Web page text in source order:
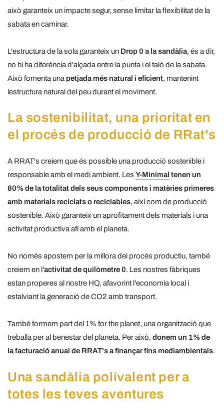
això garanteix un impacte segur, sense limitar la flexibilitat de la
sabata en caminar.
L'estructura de la sola garanteix un Drop 0 a la sandàlia, és a dir,
no hi ha diferència d'alçada entre la punta i el taló de la sabata.
Això fomenta una petjada més natural i eficient, mantenint
lestructura natural del peu durant el moviment.
La sostenibilitat, una prioritat en
el procés de producció de RRat's
A RRAT's creiem que és possible una producció sostenible i
responsable amb el medi ambient. Les Y-Minimal tenen un
80% de la totalitat dels seus components i matèries primeres
amb materials reciclats o reciclables, així com de producció
sostenible. Això garanteix un aprofitament dels materials i una
activitat productiva afí amb el planeta.
No només apostem per la millora del procés productiu, també
creiem en l'activitat de quilòmetre 0. Les nostres fàbriques
estan properes al nostre HQ, afavorint l'economia local i
estalviant la generació de CO2 amb transport.
També formem part del 1% for the planet, una organització que
treballa per al benestar del planeta. Per això, donem un 1% de
la facturació anual de RRAT's a finançar fins mediambientals.
Una sandàlia polivalent per a
totes les teves aventures